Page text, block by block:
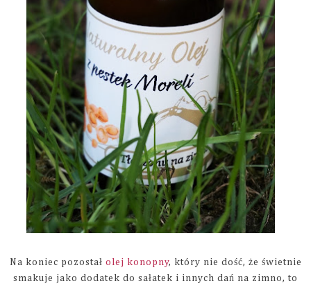
Na koniec pozostał olej konopny, który nie dość, że świetnie
smakuje jako dodatek do sałatek i innych dań na zimno, to